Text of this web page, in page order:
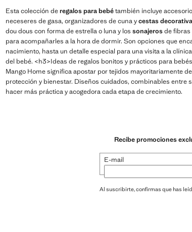
Esta colección deregalos para bebétambién incluye
neceseres de gasa, organizadores de cuna ycestas
dou dous con forma de estrella o luna y los sonajerosde fibras
para acompañarles a la hora de dormir. Son opciones que
nacimiento, hasta un detalle especial para una visita a la
del bebé. <h3>Ideas de regalos bonitos y prácticos para
Mango Home significa apostar por tejidos mayoritariamente
protección y bienestar. Diseños cuidados, combinables
hacer más práctica y acogedora cada etapa de crecimiento.
Recibe promociones
E-mail
Al suscribirte, confirmas que has